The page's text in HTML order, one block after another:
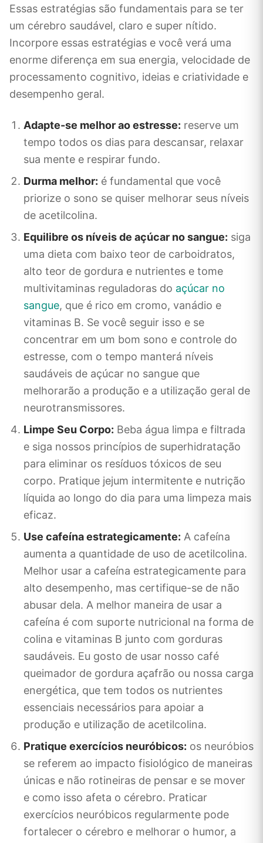
Essas estratégias são fundamentais para se ter
um cérebro saudável, claro e super nítido.
Incorpore essas estratégias e você verá uma
enorme diferença em sua energia, velocidade de
processamento cognitivo, ideias e criatividade e
desempenho geral.
Adapte-se melhor ao estresse: reserve um
tempo todos os dias para descansar, relaxar
sua mente e respirar fundo.
Durma melhor: é fundamental que você
priorize o sono se quiser melhorar seus níveis
de acetilcolina.
Equilibre os níveis de açúcar no sangue: siga
uma dieta com baixo teor de carboidratos,
alto teor de gordura e nutrientes e tome
multivitaminas reguladoras do açúcar no
sangue, que é rico em cromo, vanádio e
vitaminas B. Se você seguir isso e se
concentrar em um bom sono e controle do
estresse, com o tempo manterá níveis
saudáveis ​​de açúcar no sangue que
melhorarão a produção e a utilização geral de
neurotransmissores.
Limpe Seu Corpo: Beba água limpa e filtrada
e siga nossos princípios de superhidratação
para eliminar os resíduos tóxicos de seu
corpo. Pratique jejum intermitente e nutrição
líquida ao longo do dia para uma limpeza mais
eficaz.
Use cafeína estrategicamente: A cafeína
aumenta a quantidade de uso de acetilcolina.
Melhor usar a cafeína estrategicamente para
alto desempenho, mas certifique-se de não
abusar dela. A melhor maneira de usar a
cafeína é com suporte nutricional na forma de
colina e vitaminas B junto com gorduras
saudáveis. Eu gosto de usar nosso café
queimador de gordura açafrão ou nossa carga
energética, que tem todos os nutrientes
essenciais necessários para apoiar a
produção e utilização de acetilcolina.
Pratique exercícios neuróbicos: os neuróbios
se referem ao impacto fisiológico de maneiras
únicas e não rotineiras de pensar e se mover
e como isso afeta o cérebro. Praticar
exercícios neuróbicos regularmente pode
fortalecer o cérebro e melhorar o humor, a